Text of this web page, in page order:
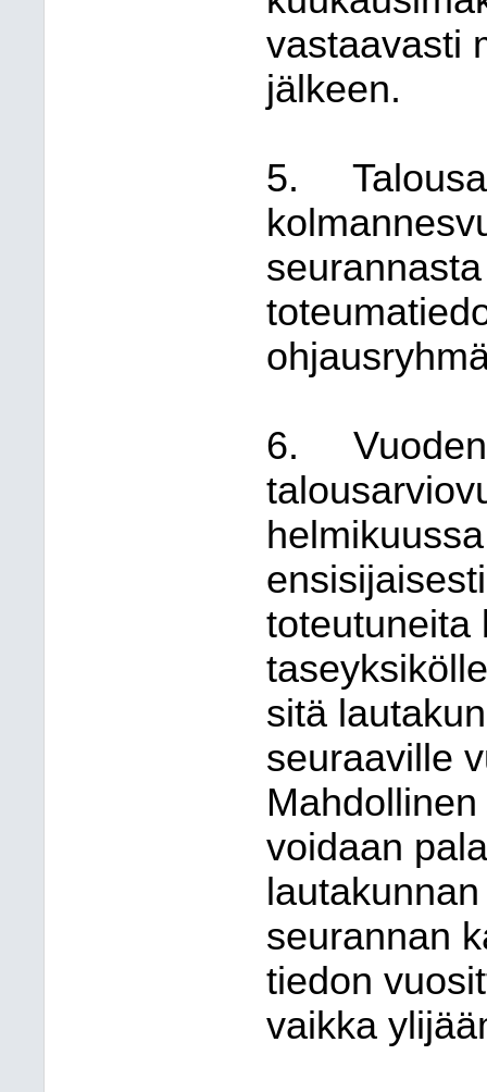
vastaavasti
jälkeen.
5.
6.
toteutuneita
sitä
seuraaville
voidaan
seurannan
tiedon
vaikka